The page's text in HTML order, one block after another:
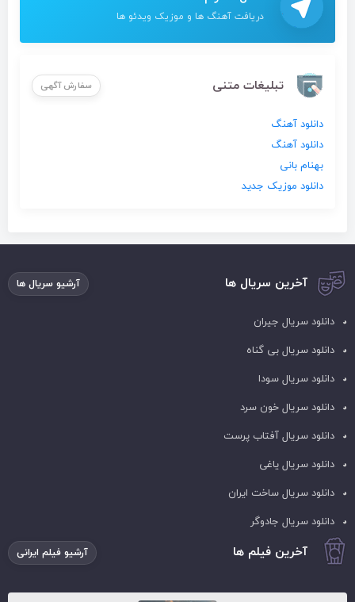
دریافت آهنگ ها و موزیک ویدئو ها
تبلیغات متنی سفارش آگهی
دانلود آهنگ
دانلود آهنگ
بهنام بانی
دانلود موزیک جدید
آخرین سریال ها آرشیو سریال ها
دانلود سریال جیران
دانلود سریال بی گناه
دانلود سریال سودا
دانلود سریال خون سرد
دانلود سریال آفتاب پرست
دانلود سریال یاغی
دانلود سریال ساخت ایران
دانلود سریال جادوگر
آخرین فیلم ها آرشیو فیلم ایرانی